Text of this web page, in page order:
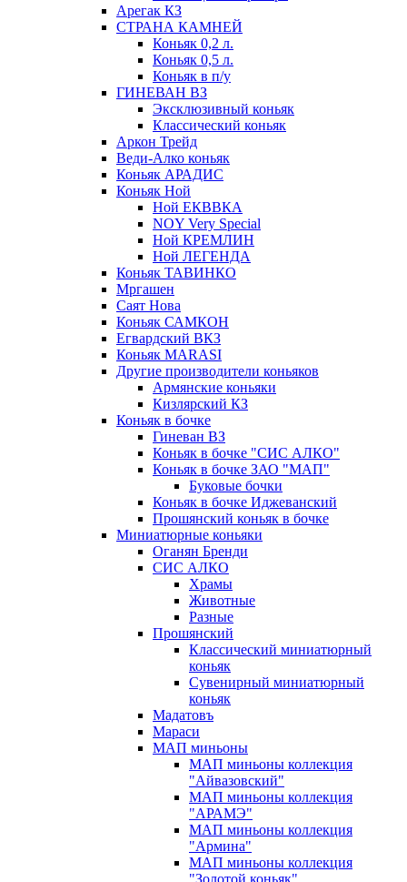
Арегак КЗ
СТРАНА КАМНЕЙ
Коньяк 0,2 л.
Коньяк 0,5 л.
Коньяк в п/у
ГИНЕВАН ВЗ
Эксклюзивный коньяк
Классический коньяк
Аркон Трейд
Веди-Алко коньяк
Коньяк АРАДИС
Коньяк Ной
Ной ЕКВВКА
NOY Very Special
Ной КРЕМЛИН
Ной ЛЕГЕНДА
Коньяк ТАВИНКО
Мргашен
Саят Нова
Коньяк САМКОН
Егвардский ВКЗ
Коньяк MARASI
Другие производители коньяков
Армянские коньяки
Кизлярский КЗ
Коньяк в бочке
Гиневан ВЗ
Коньяк в бочке "СИС АЛКО"
Коньяк в бочке ЗАО "МАП"
Буковые бочки
Коньяк в бочке Иджеванский
Прошянский коньяк в бочке
Миниатюрные коньяки
Оганян Бренди
СИС АЛКО
Храмы
Животные
Разные
Прошянский
Классический миниатюрный
коньяк
Сувенирный миниатюрный
коньяк
Мадатовъ
Мараси
МАП миньоны
МАП миньоны коллекция
"Айвазовский"
МАП миньоны коллекция
"АРАМЭ"
МАП миньоны коллекция
"Армина"
МАП миньоны коллекция
"Золотой коньяк"